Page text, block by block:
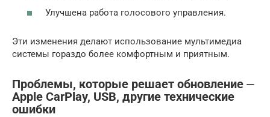
Улучшена работа голосового управления.
Эти изменения делают использование мультимедиа
системы гораздо более комфортным и приятным.
Проблемы, которые решает обновление ⏤
Apple CarPlay, USB, другие технические
ошибки